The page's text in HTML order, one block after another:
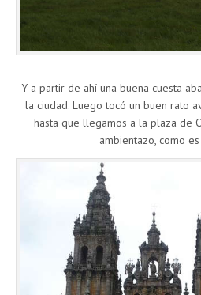
Y a partir de ahí una buena cuesta
la ciudad. Luego tocó un buen rato
hasta que llegamos a la plaza de
ambientazo, como